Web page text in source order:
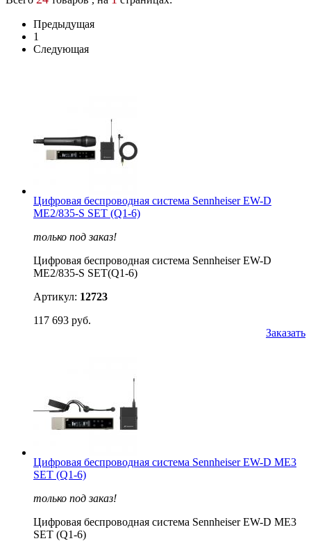
Предыдущая
1
Следующая
Цифровая беспроводная система Sennheiser EW-D
ME2/835-S SET (Q1-6)
только под заказ!
Цифровая беспроводная система Sennheiser EW-D
ME2/835-S SET(Q1-6)
Артикул: 12723
117 693 руб.
Заказать
Цифровая беспроводная система Sennheiser EW-D ME3
SET (Q1-6)
только под заказ!
Цифровая беспроводная система Sennheiser EW-D ME3
SET (Q1-6)